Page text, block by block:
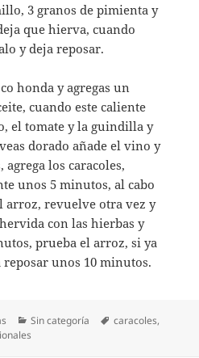
3 granos de pimienta y
que hierva, cuando
y deja reposar.
honda y agregas un
cuando este caliente
el tomate y la guindilla y
dorado añade el vino y
los caracoles,
unos 5 minutos, al cabo
arroz, revuelve otra vez y
con las hierbas y
prueba el arroz, si ya
reposar unos 10 minutos.
Categorías
Sin categoría Etiquetas
caracoles,